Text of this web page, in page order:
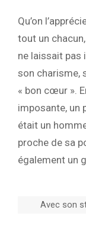
Qu’on
tout un
ne laissait pas
son charisme,
« bon cœur ».
imposante, un
était un
proche de sa
également un
Avec son